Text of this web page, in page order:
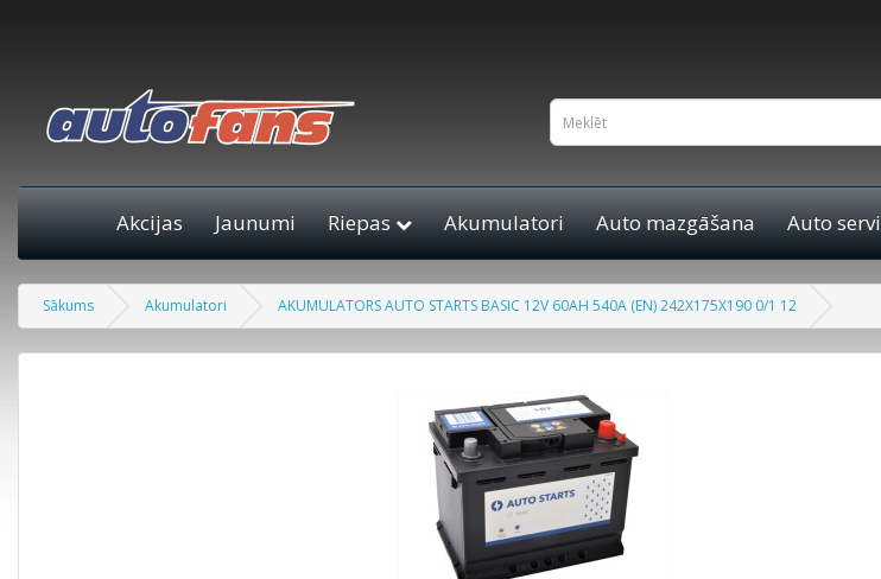
Akcijas Jaunumi Riepas Akumulatori Auto mazgāšana Auto
Sākums Akumulatori AKUMULATORS AUTO STARTS BASIC 12V 60AH 540A (EN) 242X175X190 0/1 12